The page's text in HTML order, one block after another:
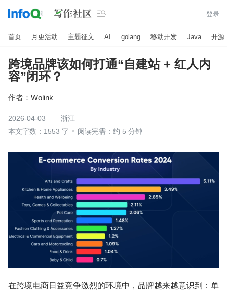
 登录
首页 月更活动 主题征文 AI golang 移动开发 Java 开源
跨境品牌该如何打通“自建站 + 红人内
容”闭环？
作者： Wolink
2026-04-03
浙江
本文字数：1553 字
阅读完需：约 5 分钟
在跨境电商日益竞争激烈的环境中，品牌越来越意识到：单